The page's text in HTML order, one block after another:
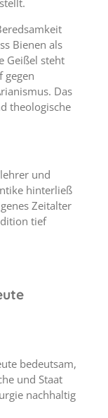
Bienen als
Geißel steht
gegen
Das
theologische
und
hinterließ
Zeitalter
tief
bedeutsam,
und Staat
nachhaltig